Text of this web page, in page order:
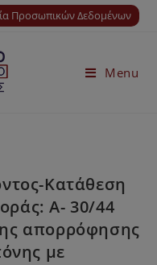
Προσωπικών Δεδομένων
Menu
Κατάθεση
Α- 30/44
απορρόφησης
με